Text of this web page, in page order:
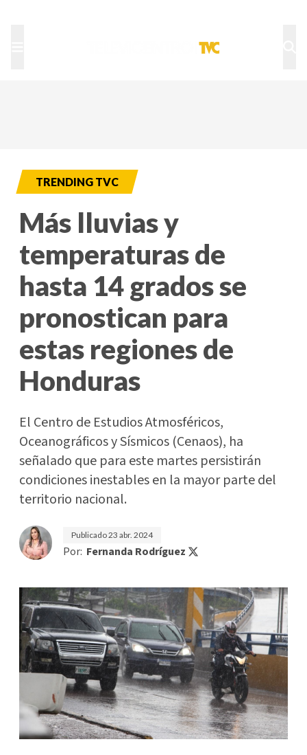
TRENDING TVC
Más lluvias y
temperaturas de
hasta 14 grados se
pronostican para
estas regiones de
Honduras
El Centro de Estudios Atmosféricos,
Oceanográficos y Sísmicos (Cenaos), ha
señalado que para este martes persistirán
condiciones inestables en la mayor parte del
territorio nacional.
Publicado23 abr. 2024
Por: Fernanda Rodríguez